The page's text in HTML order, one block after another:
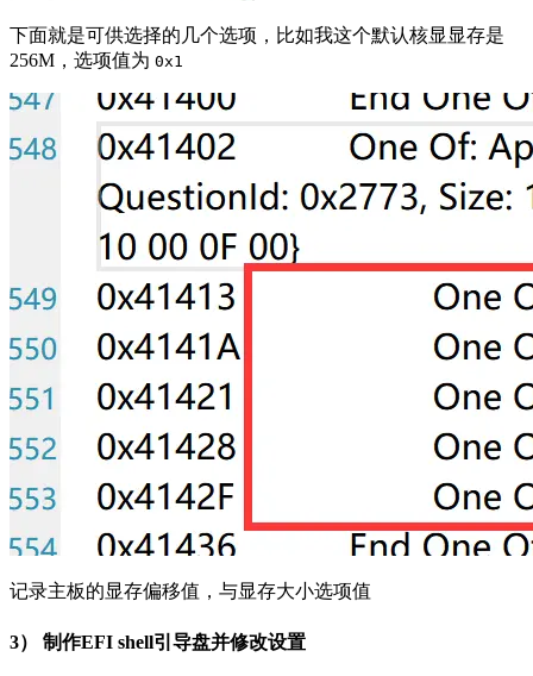
下面就是可供选择的几个选项，比如我这个默认核显显存是
256M，选项值为 0x1
记录主板的显存偏移值，与显存大小选项值
3） 制作EFI shell引导盘并修改设置